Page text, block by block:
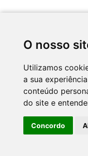
O nosso
Utilizamos
a sua
conteúdo
do site e
Concordo